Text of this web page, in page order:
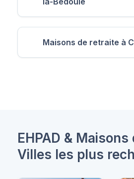
Maisons de retraite à
EHPAD &
Villes les plus